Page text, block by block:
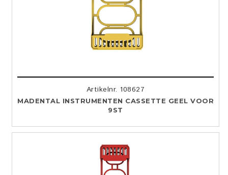
Artikelnr. 108627
MADENTAL INSTRUMENTEN CASSETTE GEEL VOOR
9ST